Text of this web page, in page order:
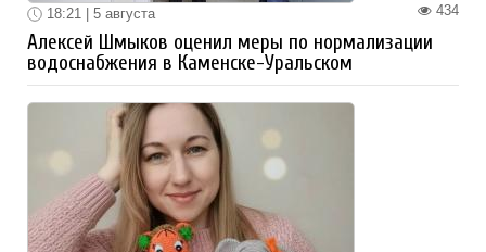
434
18:21 | 5 августа
Алексей Шмыков оценил меры по нормализации
водоснабжения в Каменске-Уральском